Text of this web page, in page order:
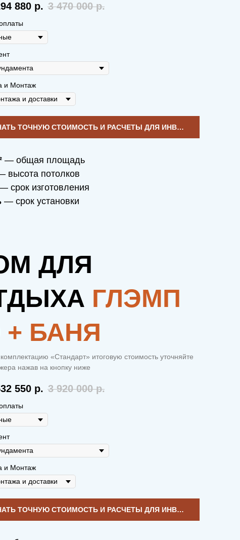
880 р. 3 470 000 р.
и Монтаж
УЗНАТЬ ТОЧНУЮ СТОИМОСТЬ И РАСЧЕТЫ ДЛЯ ИНВЕСТИЦИЙ
— общая площадь
высота потолков
срок изготовления
— срок установки
ДЛЯ
ГЛЭМП
+ БАНЯ
«Стандарт» итоговую стоимость уточняйте
нажав на кнопку ниже
550 р. 3 920 000 р.
и Монтаж
УЗНАТЬ ТОЧНУЮ СТОИМОСТЬ И РАСЧЕТЫ ДЛЯ ИНВЕСТИЦИЙ